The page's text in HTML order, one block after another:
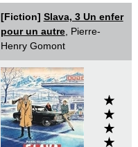
[Fiction] Slava, 3 Un enfer
pour un autre, Pierre-
Henry Gomont